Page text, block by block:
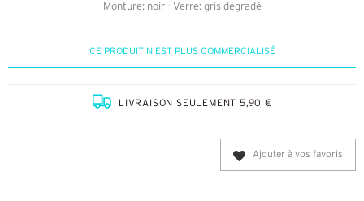
Monture: noir - Verre: gris dégradé
CE PRODUIT N'EST PLUS COMMERCIALISÉ
LIVRAISON SEULEMENT 5,90 €
Ajouter à vos favoris